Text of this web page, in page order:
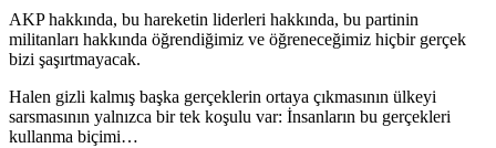
AKP hakkında, bu hareketin liderleri hakkında, bu partinin
militanları hakkında öğrendiğimiz ve öğreneceğimiz hiçbir gerçek
bizi şaşırtmayacak.
Halen gizli kalmış başka gerçeklerin ortaya çıkmasının ülkeyi
sarsmasının yalnızca bir tek koşulu var: İnsanların bu gerçekleri
kullanma biçimi…